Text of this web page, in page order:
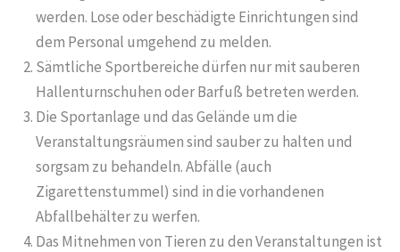
werden. Lose oder beschädigte Einrichtungen sind
dem Personal umgehend zu melden.
Sämtliche Sportbereiche dürfen nur mit sauberen
Hallenturnschuhen oder Barfuß betreten werden.
Die Sportanlage und das Gelände um die
Veranstaltungsräumen sind sauber zu halten und
sorgsam zu behandeln. Abfälle (auch
Zigarettenstummel) sind in die vorhandenen
Abfallbehälter zu werfen.
Das Mitnehmen von Tieren zu den Veranstaltungen ist